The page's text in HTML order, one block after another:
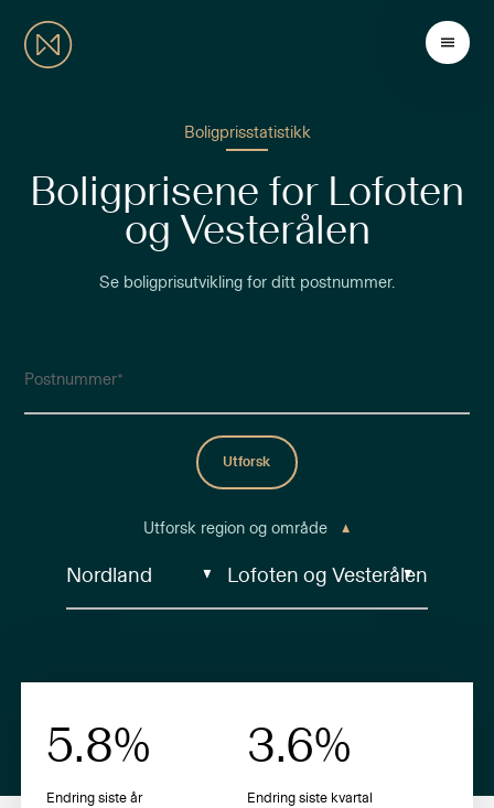
Boligprisstatistikk
Boligprisene for Lofoten
og Vesterålen
Se boligprisutvikling for ditt postnummer.
Postnummer
Utforsk
Utforsk region og område
5.8%
Endring siste år
3.6%
Endring siste kvartal